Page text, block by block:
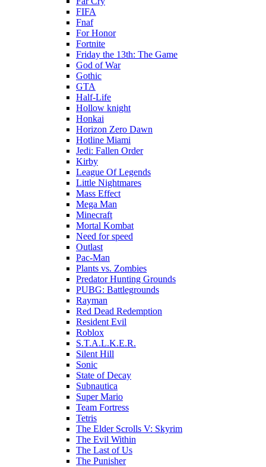
FIFA
Fnaf
For Honor
Fortnite
Friday the 13th: The Game
God of War
Gothic
GTA
Half-Life
Hollow knight
Honkai
Horizon Zero Dawn
Hotline Miami
Jedi: Fallen Order
Kirby
League Of Legends
Little Nightmares
Mass Effect
Mega Man
Minecraft
Mortal Kombat
Need for speed
Outlast
Pac-Man
Plants vs. Zombies
Predator Hunting Grounds
PUBG: Battlegrounds
Rayman
Red Dead Redemption
Resident Evil
Roblox
S.T.A.L.K.E.R.
Silent Hill
Sonic
State of Decay
Subnautica
Super Mario
Team Fortress
Tetris
The Elder Scrolls V: Skyrim
The Evil Within
The Last of Us
The Punisher